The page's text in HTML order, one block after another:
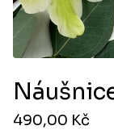
490,00 Kč